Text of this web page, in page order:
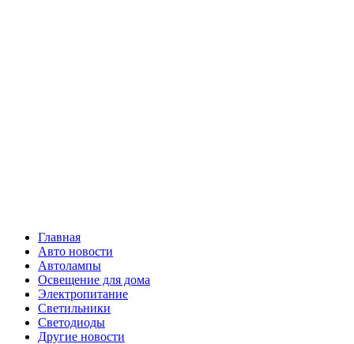
Главная
Авто новости
Автолампы
Освещение для дома
Электропитание
Светильники
Светодиоды
Другие новости